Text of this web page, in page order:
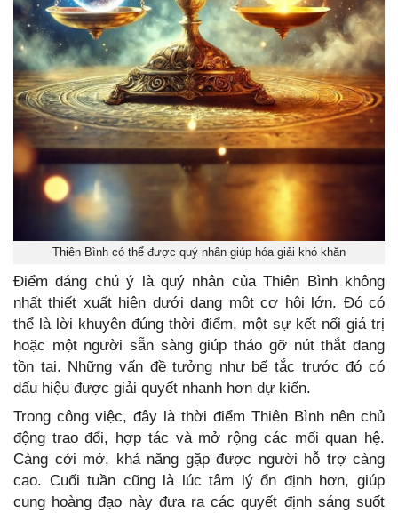
Thiên Bình có thể được quý nhân giúp hóa giải khó khăn
Điểm đáng chú ý là quý nhân của Thiên Bình không
nhất thiết xuất hiện dưới dạng một cơ hội lớn. Đó có
thể là lời khuyên đúng thời điểm, một sự kết nối giá trị
hoặc một người sẵn sàng giúp tháo gỡ nút thắt đang
tồn tại. Những vấn đề tưởng như bế tắc trước đó có
dấu hiệu được giải quyết nhanh hơn dự kiến.
Trong công việc, đây là thời điểm Thiên Bình nên chủ
động trao đổi, hợp tác và mở rộng các mối quan hệ.
Càng cởi mở, khả năng gặp được người hỗ trợ càng
cao. Cuối tuần cũng là lúc tâm lý ổn định hơn, giúp
cung hoàng đạo này đưa ra các quyết định sáng suốt